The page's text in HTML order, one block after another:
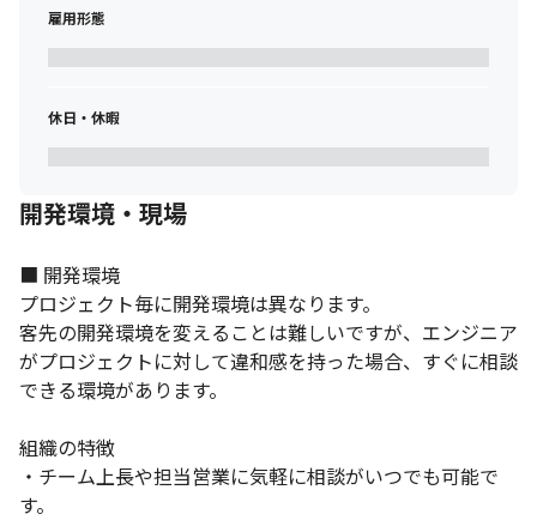
雇用形態
休日・休暇
開発環境・現場
■ 開発環境
プロジェクト毎に開発環境は異なります。
客先の開発環境を変えることは難しいですが、エンジニア
がプロジェクトに対して違和感を持った場合、すぐに相談
できる環境があります。
組織の特徴
・チーム上長や担当営業に気軽に相談がいつでも可能で
す。